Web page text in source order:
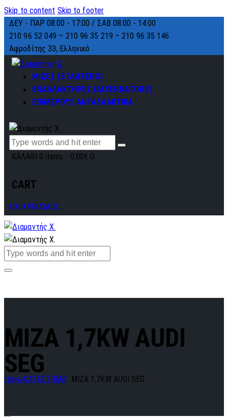
Skip to content Skip to footer
ΔΕΥ - ΠΑΡ 08:00 - 17:00 / ΣΑΒ 08:00 - 14:00
210 96 52 049 – 210 96 35 219 –210 96 35 146
Αφροδίτης 33, Ελληνικό
ΜΙΖΕΣ (STARTERS)
ΕΝΑΛΛΑΚΤΗΡΕΣ (ALTERNATORS)
ΕΠΙΜΕΡΟΥΣ ΑΝΤΑΛΛΑΚΤΙΚΑ
ΚΑΛΑΘΙ 0 items - 0.00€ 0
CART
ΛΟΓΑΡΙΑΣΜΟΣ
MIZA 1,7KW AUDI
SEG
Home ΚΑΤΑΣΤΗΜΑ... MIZA 1,7KW AUDI SEG